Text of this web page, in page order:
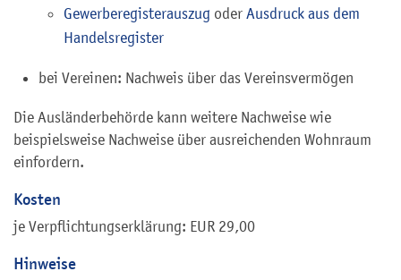
Gewerberegisterauszug oder Ausdruck aus dem
Handelsregister
bei Vereinen: Nachweis über das Vereinsvermögen
Die Ausländerbehörde kann weitere Nachweise wie
beispielsweise Nachweise über ausreichenden Wohnraum
einfordern.
Kosten
je Verpflichtungserklärung: EUR 29,00
Hinweise